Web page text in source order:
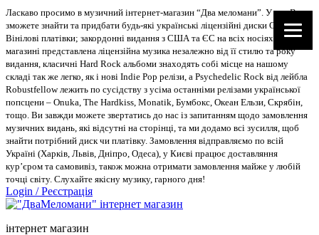
Ласкаво просимо в музичний інтернет-магазин “Два меломани”. У нас Ви
зможете знайти та придбати будь-які українські ліцензійні диски CD, DVD,
Вінілові платівки; закордонні видання з США та ЄС на всіх носіях. В
магазині представлена ліцензійна музика незалежно від її стилю та року
видання, класичні Hard Rock альбоми знаходять собі місце на нашому
складі так же легко, як і нові Indie Pop релізи, а Psychedelic Rock від лейбла
Robustfellow лежить по сусідству з усіма останніми релізами української
попсцени – Onuka, The Hardkiss, Monatik, Бумбокс, Океан Ельзи, Скрябін,
тощо. Ви завжди можете звертатись до нас із запитанням щодо замовлення
музичних видань, які відсутні на сторінці, та ми додамо всі зусилля, щоб
знайти потрібний диск чи платівку. Замовлення відправляємо по всій
Україні (Харків, Львів, Дніпро, Одеса), у Києві працює доставляння
кур’єром та самовивіз, також можна отримати замовлення майже у любій
точці світу. Слухайте якісну музику, гарного дня!
Login /Реєстрація
інтернет магазин